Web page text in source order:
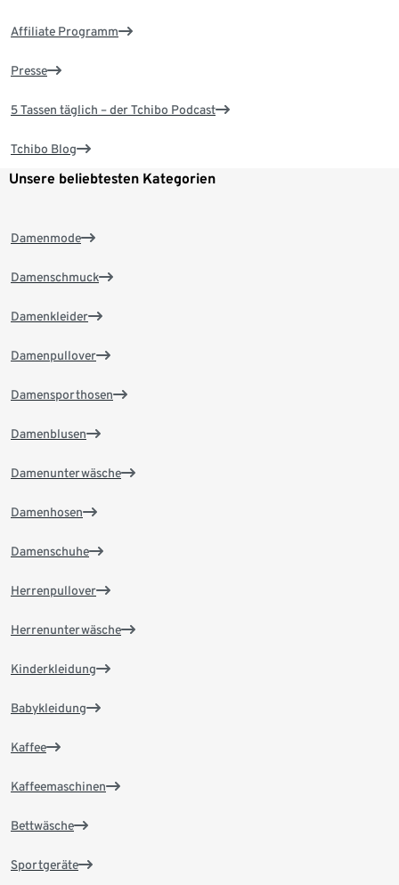
Affiliate Programm
Presse
5 Tassen täglich – der Tchibo Podcast
Tchibo Blog
Unsere beliebtesten Kategorien
Damenmode
Damenschmuck
Damenkleider
Damenpullover
Damensporthosen
Damenblusen
Damenunterwäsche
Damenhosen
Damenschuhe
Herrenpullover
Herrenunterwäsche
Kinderkleidung
Babykleidung
Kaffee
Kaffeemaschinen
Bettwäsche
Sportgeräte